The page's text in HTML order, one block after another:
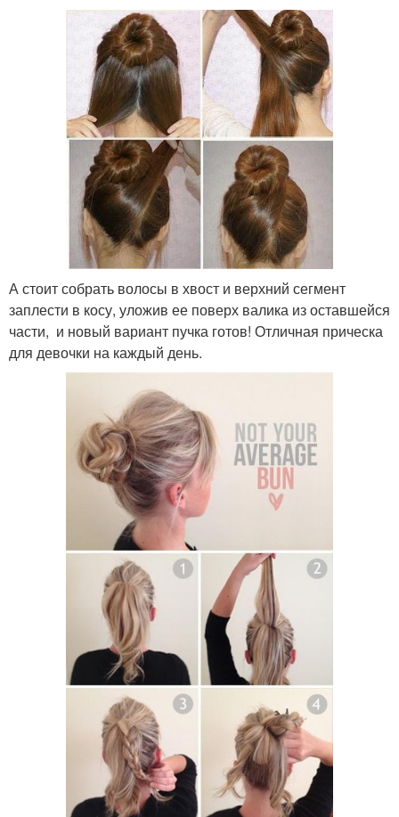
А стоит собрать волосы в хвост и верхний сегмент
заплести в косу, уложив ее поверх валика из оставшейся
части, и новый вариант пучка готов! Отличная прическа
для девочки на каждый день.